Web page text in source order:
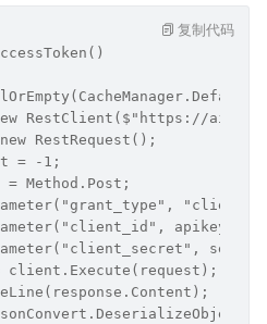
RestClient($"https://
RestRequest();
= -1;
= Method.Post;
apikey);
client.Execute(request);
复制代码